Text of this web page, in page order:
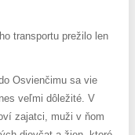
transportu prežilo len
Osvienčimu sa vie
veľmi dôležité. V
zajatci, muži v ňom